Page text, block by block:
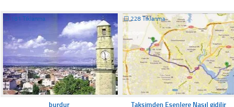
☐ 181 Tıklanma
burdur
☐228 Tıklanma
Taksimden Esenlere Nasıl gidilir